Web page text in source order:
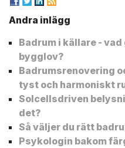
Andra inlägg
Badrum i källare -
bygglov?
Badrumsrenovering
tyst och harmoniskt
Solcellsdriven
det?
Så väljer du rätt
Psykologin bakom